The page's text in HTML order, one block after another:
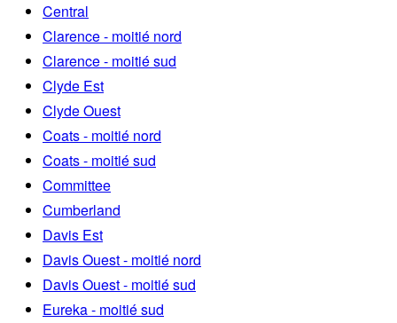
Central
Clarence - moitié nord
Clarence - moitié sud
Clyde Est
Clyde Ouest
Coats - moitié nord
Coats - moitié sud
Committee
Cumberland
Davis Est
Davis Ouest - moitié nord
Davis Ouest - moitié sud
Eureka - moitié sud